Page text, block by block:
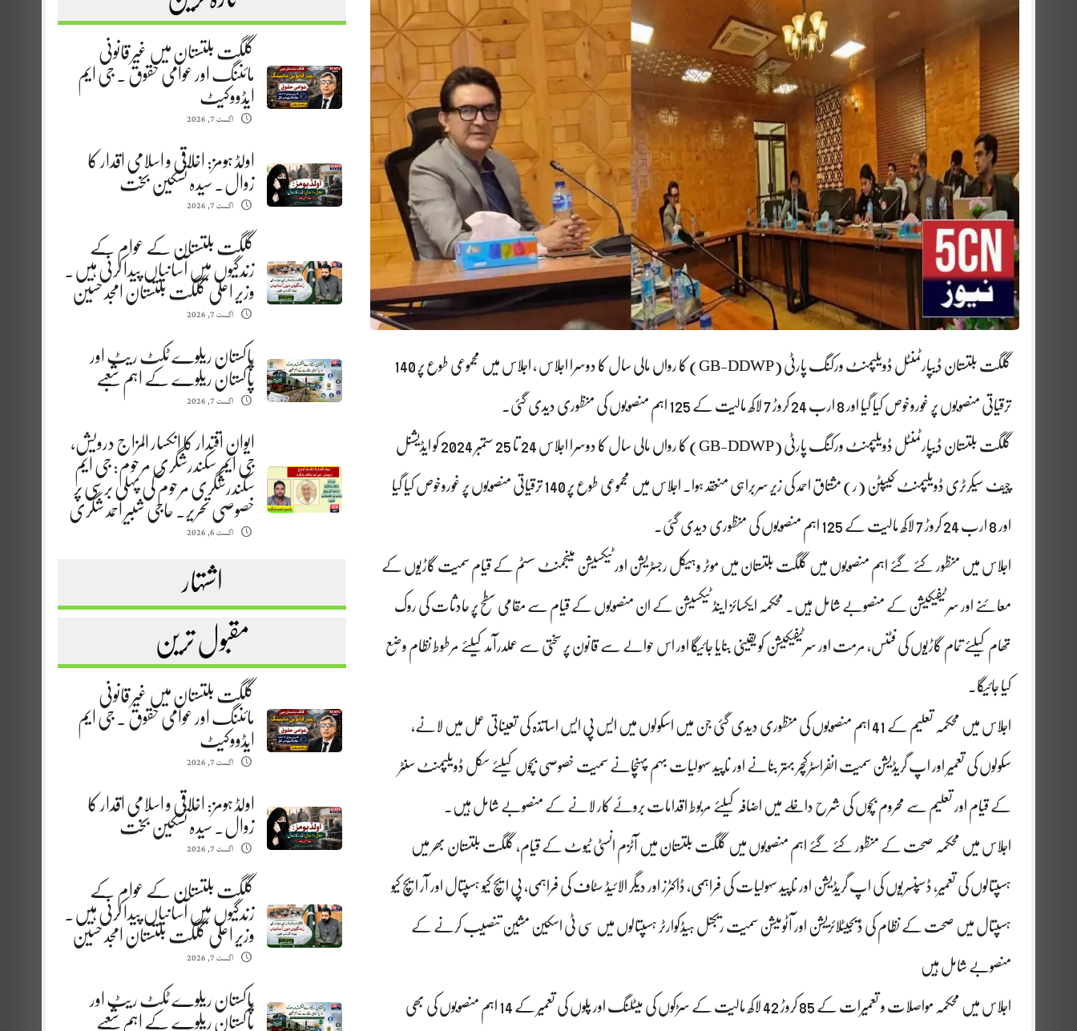
گلگت بلتستان میں غیر قانونی
مائننگ اور عوامی حقوق . جی ایم
ایڈووکیٹ
اگست 7, 2026
اولڈ ہومز: اخلاقی و اسلامی اقدار کا
زوال. سیدہ تسکین بخت
اگست 7, 2026
گلگت بلتستان کے عوام کے
زندگیوں میں آسانیاں پیدا کرنی ہیں.
وزیر اعلیٰ گلگت بلتستان امجد حسین
اگست 7, 2026
پاکستان ریلوے ٹکٹ ریٹ اور
پاکستان ریلوے کے اہم شعبے
اگست 7, 2026
ایوانِ اقتدار کا انکسار المزاج درویش،
جی ایم سکندرشگری مرحوم: جی ایم
سکندرشگری مرحوم کی پہلی برسی پر
خصوصی تحریر. حاجی شبیر احمد شگری
اگست 6, 2026
اشتہار
مقبول ترین
گلگت بلتستان میں غیر قانونی
مائننگ اور عوامی حقوق . جی ایم
ایڈووکیٹ
اگست 7, 2026
اولڈ ہومز: اخلاقی و اسلامی اقدار کا
زوال. سیدہ تسکین بخت
اگست 7, 2026
گلگت بلتستان کے عوام کے
زندگیوں میں آسانیاں پیدا کرنی ہیں.
وزیر اعلیٰ گلگت بلتستان امجد حسین
اگست 7, 2026
پاکستان ریلوے ٹکٹ ریٹ اور
پاکستان ریلوے کے اہم شعبے
گلگت بلتستان ڈیپارٹمنٹل ڈویلپمنٹ ورکنگ پارٹی (GB-DDWP) کا رواں مالی سال کا دوسرا اجلاس ، اجلاس میں مجموعی طوع پر 140
ترقیاتی منصوبوں پر غوروخوص کیا گیا اور 8 ارب 24 کروڑ 7 لاکھ مالیت کے 125 اہم منصوبوں کی منظوری دیدی گئی۔
گلگت بلتستان ڈیپارٹمنٹل ڈویلپمنٹ ورکنگ پارٹی (GB-DDWP) کا رواں مالی سال کا دوسرا اجلاس 24 تا 25 ستمبر 2024 کو ایڈیشنل
چیف سیکرٹری ڈویلپمنٹ کیپٹن (ر) مشتاق احمد کی زیر سربراہی منعقد ہوا۔ اجلاس میں مجموعی طوع پر 140 ترقیاتی منصوبوں پر غوروخوص کیا گیا
اور 8 ارب 24 کروڑ 7 لاکھ مالیت کے 125 اہم منصوبوں کی منظوری دیدی گئی۔
اجلاس میں منظور کئے گئے اہم منصوبوں میں گلگت بلتستان میں موٹر وہیکل رجسٹریشن اور ٹیکسیشن مینجمنٹ سسٹم کے قیام سمیت گاڑیوں کے
معائنے اور سرٹیفیکیشن کے منصوبے شامل ہیں۔ محکمہ ایکسائز اینڈ ٹیکسیشن کے ان منصوبوں کے قیام سے مقامی سطح پر حادثات کی روک
تھام کیلئے تمام گاڑیوں کی فٹنس، مرمت اور سرٹیفیکیشن کو یقینی بنایا جائیگا اور اس حوالے سے قانون پر سختی سے عملدرآمد کیلئے مرطوط نظام وضع
کیا جائیگا۔
اجلاس میں محکمہ تعلیم کے 41 اہم منصوبوں کی منظوری دیدی گئی جن میں اسکولوں میں ایس پی ایس اساتذہ کی تعیناتی عمل میں لانے،
سکولوں کی تعمیر اور اپ گریڈیشن سمیت انفراسٹرکچر بہتر بنانے اور ناپید سہولیات بہم پہنچانے سمیت خصوصی بچوں کیلئے سکل ڈویلپمنٹ سنٹر
کے قیام اور تعلیم سے محروم بچوں کی شرح داخلے میں اضافہ کیلئے مربوط اقدامات بروئے کار لانے کے منصوبے شامل ہیں۔
اجلاس میں محکمہ صحت کے منظور کئے گئے اہم منصوبوں میں گلگت بلتستان میں آٹزم انسٹی ٹیوٹ کے قیام، گلگت بلتستان بھر میں
ہسپتالوں کی تعمیر، ڈسپنسریوں کی اپ گریڈیشن اور ناپید سہولیات کی فراہمی، ڈاکٹرز اور دیگر الائیڈ سٹاف کی فراہمی، پی ایچ کیو ہسپتال اور آر ایچ کیو
ہسپتال میں صحت کے نظام کی ڈیجیٹلائزیشن اور آٹومیشن سمیت ریجنل ہیڈکوارٹر ہسپتالوں میں سی ٹی اسکین مشین تنصیب کرنے کے
منصوبے شامل ہیں
اجلاس میں محکمہ مواصلات و تعمیرات کے 85 کروڑ 42 لاکھ مالیت کے سڑکوں کی میٹلنگ اور پلوں کی تعمیر کے 14 اہم منصوبوں کی بھی